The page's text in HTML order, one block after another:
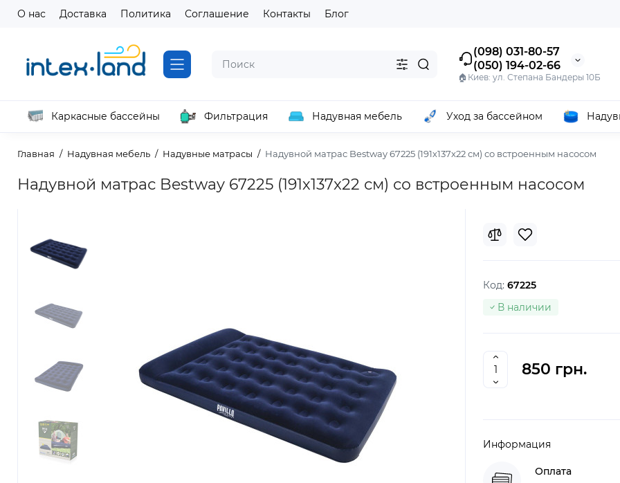
О нас Доставка Политика Соглашение Контакты Блог
(098) 031-80-57
(050) 194-02-66
🏠Киев: ул. Степана Бандеры 10Б
Каркасные бассейны Фильтрация Надувная мебель Уход за бассейном
Главная Надувная мебель Надувные матрасы Надувной матрас Bestway 67225 (191х137x22 см) со встроенным насосом
Надувной матрас Bestway 67225 (191х137x22 см) со встроенным насосом
Код: 67225
В наличии
850 грн.
Информация
Оплата